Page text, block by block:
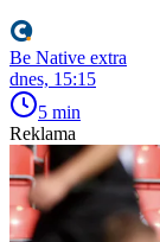
Be Native extra
dnes, 15:15
5 min
Reklama